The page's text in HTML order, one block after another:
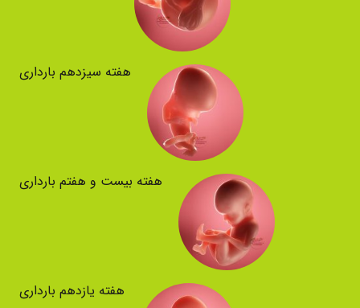
هفته سیزدهم بارداری
هفته بیست و هفتم بارداری
هفته یازدهم بارداری